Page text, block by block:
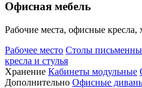
Офисная мебель
Рабочие места, офисные кресла,
Рабочее место Столы
кресла и стулья
Хранение Кабинеты модульные
Дополнительно Офисные